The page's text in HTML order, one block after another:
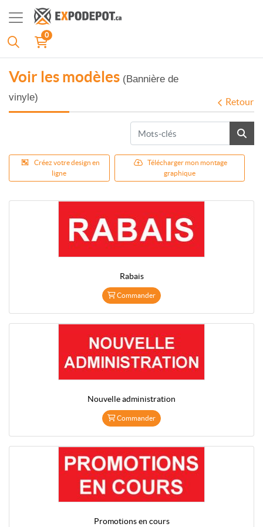
0
Voir les modèles (Bannière de
vinyle)
Retour
Créez votre design en
ligne
Télécharger mon montage
graphique
Rabais
Commander
Nouvelle administration
Commander
Promotions en cours